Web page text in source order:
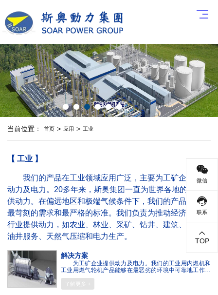
当前位置： 首页 > 应用 > 工业
【 工业 】
我们的产品在工业领域应用广泛，主要为工矿企业提供
动力及电力。20多年来，斯奥集团一直为世界各地的客户提
供动力。在偏远地区和极端气候条件下，我们的产品能满足
最苛刻的需求和最严格的标准。我们负责为推动经济发展的
行业提供动力，如农业、林业、采矿、钻井、建筑、生产、
油井服务、天然气压缩和电力生产。
解决方案
为工矿企业提供动力及电力。我们的工业用内燃机和
工业用燃气轮机产品能够在最恶劣的环境中可靠地工作，
并在全负荷和部分负荷操作能够达到一个高水平的效率。
了解更多 +
微信
联系
TOP